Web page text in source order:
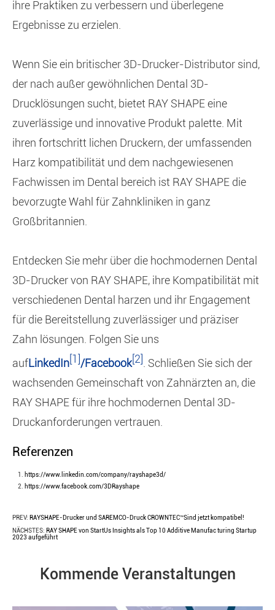
ihre Praktiken zu verbessern und überlegene
Ergebnisse zu erzielen.
Wenn Sie ein britischer 3D-Drucker-Distributor sind,
der nach außer gewöhnlichen Dental 3D-
Drucklösungen sucht, bietet RAY SHAPE eine
zuverlässige und innovative Produkt palette. Mit
ihren fortschritt lichen Druckern, der umfassenden
Harz kompatibilität und dem nachgewiesenen
Fachwissen im Dental bereich ist RAY SHAPE die
bevorzugte Wahl für Zahnkliniken in ganz
Großbritannien.
Entdecken Sie mehr über die hochmodernen Dental
3D-Drucker von RAY SHAPE, ihre Kompatibilität mit
verschiedenen Dental harzen und ihr Engagement
für die Bereitstellung zuverlässiger und präziser
Zahn lösungen. Folgen Sie uns
aufLinkedIn[1]/Facebook[2]. Schließen Sie sich der
wachsenden Gemeinschaft von Zahnärzten an, die
RAY SHAPE für ihre hochmodernen Dental 3D-
Druckanforderungen vertrauen.
Referenzen
https://www.linkedin.com/company/rayshape3d/
https://www.facebook.com/3DRayshape
PREV: RAYSHAPE-Drucker und SAREMCO-Druck CROWNTEC™Sind jetzt kompatibel!
NÄCHSTES: RAY SHAPE von StartUs Insights als Top 10 Additive Manufac turing Startup
2023 aufgeführt
Kommende Veranstaltungen